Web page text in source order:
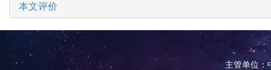
本文评价
主管单位：